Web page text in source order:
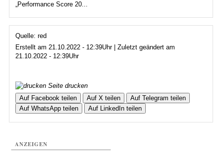
„Performance Score 20...
Quelle: red
Erstellt am 21.10.2022 - 12:39Uhr | Zuletzt geändert am
21.10.2022 - 12:39Uhr
Seite drucken
Auf Facebook teilen
Auf X teilen
Auf Telegram teilen
Auf WhatsApp teilen
Auf LinkedIn teilen
ANZEIGEN